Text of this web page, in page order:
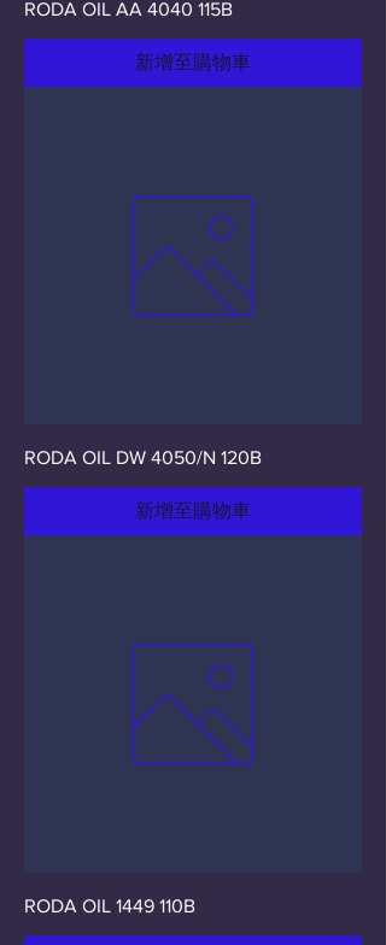
RODA OIL AA 4040 115B
新增至購物車
RODA OIL DW 4050/N 120B
新增至購物車
RODA OIL 1449 110B